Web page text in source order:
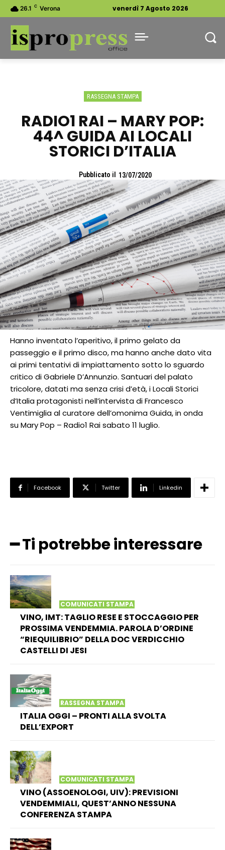
26.1 C Verona venerdì 7 Agosto 2026
RASSEGNA STAMPA
RADIO1 RAI – MARY POP:
44^ GUIDA AI LOCALI
STORICI D’ITALIA
Pubblicato il 13/07/2020
Hanno inventato l’aperitivo, il primo gelato da
passeggio e il primo disco, ma hanno anche dato vita
ai primi tentativi di impiattamento sotto lo sguardo
critico di Gabriele D’Annunzio. Santuari del palato
tricolore, datati ma senza crisi d’età, i Locali Storici
d’Italia protagonisti nell’intervista di Francesco
Ventimiglia al curatore dell’omonima Guida, in onda
su Mary Pop – Radio1 Rai sabato 11 luglio.
Facebook Twitter Linkedin
━ Ti potrebbe interessare
COMUNICATI STAMPA
VINO, IMT: TAGLIO RESE E STOCCAGGIO PER
PROSSIMA VENDEMMIA. PAROLA D’ORDINE
“RIEQUILIBRIO” DELLA DOC VERDICCHIO
CASTELLI DI JESI
RASSEGNA STAMPA
ITALIA OGGI – PRONTI ALLA SVOLTA
DELL’EXPORT
COMUNICATI STAMPA
VINO (ASSOENOLOGI, UIV): PREVISIONI
VENDEMMIALI, QUEST’ANNO NESSUNA
CONFERENZA STAMPA